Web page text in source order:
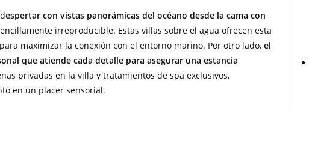
espertar con vistas panorámicas del océano desde la cama con
irreproducible. Estas villas sobre el agua ofrecen esta
maximizar la conexión con el entorno marino. Por otro lado, el
que atiende cada detalle para asegurar una estancia
privadas en la villa y tratamientos de spa exclusivos,
en un placer sensorial.